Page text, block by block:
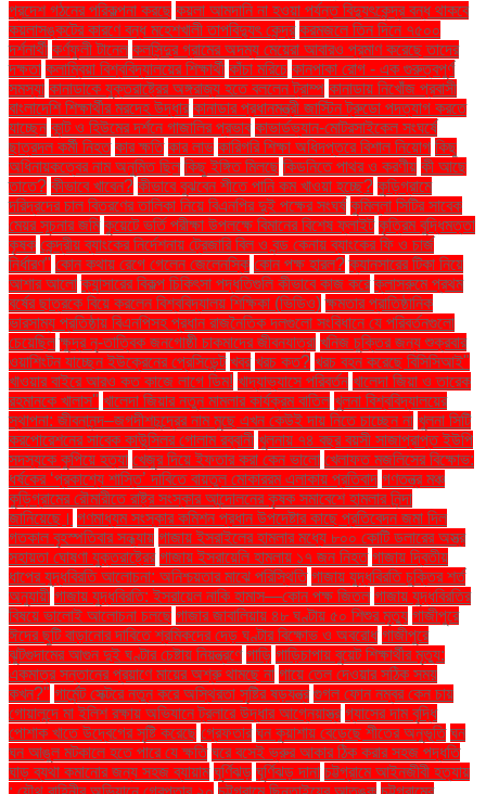
প্রদেশ গঠনের পরিকল্পনা করছে কয়লা আমদানি না হওয়া পর্যন্ত বিদ্যুৎকেন্দ্র বন্ধ থাকবে
কয়লাসঙ্কটের কারণে বন্ধ মহেশখালী তাপবিদ্যুৎ কেন্দ্র করমজলে তিন দিনে ৭৫০০
দর্শনার্থী কর্ণফুলী টানেল কলসিন্দুর গ্রামের অদম্য মেয়েরা আবারও প্রমাণ করেছে তাদের
দক্ষতা কলাম্বিয়া বিশ্ববিদ্যালয়ের শিক্ষার্থী কাঁচা মরিচে কানপাকা রোগ - এক গুরুত্বপুর্ণ
সমস্যা কানাডাকে যুক্তরাষ্ট্রের অঙ্গরাজ্য হতে বললেন ট্রাম্প কানাডায় নিখোঁজ প্রবাসী
বাংলাদেশি শিক্ষার্থীর মরদেহ উদ্ধার কানাডার প্রধানমন্ত্রী জাস্টিন ট্রুডো পদত্যাগ করতে
যাচ্ছেন কান্ট ও হিউমের দর্শনে গাজালির প্রভাব কাভার্ডভ্যান-মোটরসাইকেল সংঘর্ষে
ছাত্রদল কর্মী নিহত কার ক্ষতি কার লাভ কারিগরি শিক্ষা অধিদপ্তরে বিশাল নিয়োগ কিছু
অধিনায়কত্বের নাম অনুমিত ছিল কিছু ইঙ্গিত মিলছে কিডনিতে পাথর ও করণীয় কী আছে
তাতে? কীভাবে খাবেন? কীভাবে বুঝবেন শীতে পানি কম খাওয়া হচ্ছে? কুড়িগ্রামে
দরিদ্রদের চাল বিতরণের তালিকা নিয়ে বিএনপির দুই পক্ষের সংঘর্ষ কুমিল্লা সিটির সাবেক
মেয়র সূচনার জমি কুয়েটে ভর্তি পরীক্ষা উপলক্ষে বিমানের বিশেষ ফ্লাইট কৃত্রিম বুদ্ধিমত্তা
কৃষক কেন্দ্রীয় ব্যাংকের নির্দেশনায় ট্রেজারি বিল ও বন্ড কেনায় ব্যাংকের ফি ও চার্জ
নির্ধারণ" কোন কথায় রেগে গেলেন জেলেনস্কি কোন পক্ষ হারল? ক্যানসারের টিকা নিয়ে
আশার আলো ক্যান্সারের বিকল্প চিকিৎসা পদ্ধতিগুলি কীভাবে কাজ করে ক্লাসরুমে প্রথম
বর্ষের ছাত্রকে বিয়ে করলেন বিশ্ববিদ্যালয় শিক্ষিকা (ভিডিও) ক্ষমতার প্রাতিষ্ঠানিক
ভারসাম্য প্রতিষ্ঠায় বিএনপিসহ প্রধান রাজনৈতিক দলগুলো সংবিধানে যে পরিবর্তনগুলো
চেয়েছিল ক্ষুদ্র নৃ-তাত্বিক জনগোষ্ঠী চাকমাদের জীবনযাত্রা খনিজ চুক্তির জন্য শুক্রবার
ওয়াশিংটন যাচ্ছেন ইউক্রেনের প্রেসিডেন্ট খবর খরচ কত? খরচ বহন করেছে বিসিসিআই"
খাওয়ার বাইরে আরও কত কাজে লাগে ডিম! খাদ্যাভ্যাসে পরিবর্তন খালেদা জিয়া ও তারেক
রহমানকে খালাস'' খালেদা জিয়ার নতুন মামলার কার্যক্রম বাতিল খুলনা বিশ্ববিদ্যালয়ের
স্থাপনা: জীবনানন্দ–জগদীশচন্দ্রের নাম মুছে এখন কেউই দায় নিতে চাচ্ছেন না খুলনা সিটি
করপোরেশনের সাবেক কাউন্সিলর গোলাম রব্বানী খুলনায় ৭৪ বছর বয়সী সাজাপ্রাপ্ত ইউপি
সদস্যকে কুপিয়ে হত্যা খেজুর দিয়ে ইফতার করা কেন ভালো খেলাফত মজলিসের বিক্ষোভ:
ধর্ষকের ‘প্রকাশ্যে শাস্তি’ দাবিতে বায়তুল মোকাররম এলাকায় প্রতিবাদ গণতন্ত্র মঞ্চ
কুড়িগ্রামের রৌমারীতে রাষ্ট্র সংস্কার আন্দোলনের কৃষক সমাবেশে হামলার নিন্দা
জানিয়েছে। গণমাধ্যম সংস্কার কমিশন প্রধান উপদেষ্টার কাছে প্রতিবেদন জমা দিল
গতকাল বৃহস্পতিবার সন্ধ্যায় গাজায় ইসরাইলের হামলার মধ্যে ৮০০ কোটি ডলারের অস্ত্র
সহায়তা ঘোষণা যুক্তরাষ্ট্রের গাজায় ইসরায়েলি হামলায় ১৭ জন নিহত গাজায় দ্বিতীয়
ধাপের যুদ্ধবিরতি আলোচনা: অনিশ্চয়তার মাঝে পরিস্থিতি গাজায় যুদ্ধবিরতি চুক্তির শর্ত
অনুযায়ী গাজায় যুদ্ধবিরতি: ইসরায়েল নাকি হামাস—কোন পক্ষ জিতল গাজায় যুদ্ধবিরতির
বিষয়ে ভালোই আলোচনা চলছে গাজার জাবালিয়ায় ৪৮ ঘণ্টায় ৫০ শিশুর মৃত্যু গাজীপুরে
ঈদের ছুটি বাড়ানোর দাবিতে শ্রমিকদের দেড় ঘণ্টার বিক্ষোভ ও অবরোধ গাজীপুরে
ঝুটগুদামের আগুন দুই ঘণ্টার চেষ্টায় নিয়ন্ত্রণে গাড়ি গাড়িচাপায় বুয়েট শিক্ষার্থীর মৃত্যু:
একমাত্র সন্তানের প্রয়াণে মায়ের অশ্রু থামছে না গায়ে তেল দেওয়ার সঠিক সময়
কখন?" গার্মেন্ট সেক্টরে নতুন করে অস্থিরতা সৃষ্টির ষড়যন্ত্র গুগল ফোন নম্বর কেন চায়
গোয়ালন্দে মা ইলিশ রক্ষায় অভিযানে ট্রলারে উদ্ধার আগ্নেয়াস্ত্র গ্যাসের দাম বৃদ্ধি
পোশাক খাতে উদ্বেগের সৃষ্টি করেছে গ্রেফতার ঘন কুয়াশায় বেড়েছে শীতের অনুভূতি ঘন
ঘন আঙুল মটকালে হতে পারে যে ক্ষতি ঘরে বসেই ভ্রুর আকার ঠিক করার সহজ পদ্ধতি
ঘাড় ব্যথা কমানোর জন্য সহজ ব্যায়াম ঘূর্ণিঝড় ঘূর্ণিঝড় দানা চট্টগ্রামে আইনজীবী হত্যায়